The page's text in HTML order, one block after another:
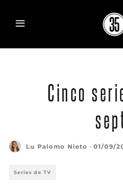
Cinco
Lu Palomo Nieto · 01/09/
Series de TV